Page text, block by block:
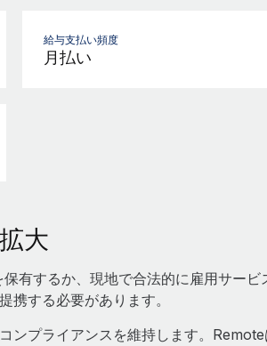
給与支払い頻度
月払い
大
有するか、現地で合法的に雇用サービ
携する必要があります。
ンプライアンスを維持します。